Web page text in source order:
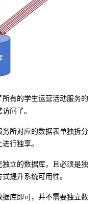
有的学生运营活动服务的
问了。
所对应的数据表单独拆分
行独享。
立的数据库，且必须是独
提升系统可用性。
库即可，并不需要独立数